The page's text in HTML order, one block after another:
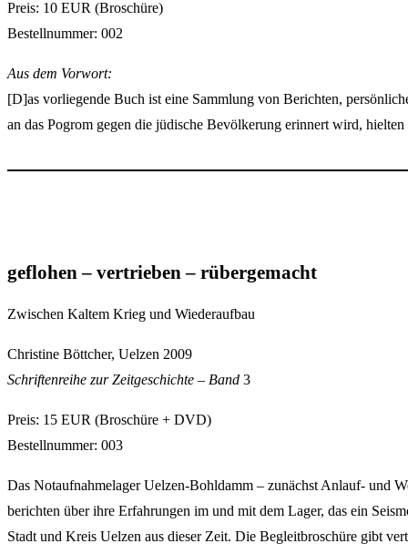
Preis: 10 EUR (Broschüre)
Bestellnummer: 002
Aus dem Vorwort:
[D]as vorliegende Buch ist eine Sammlung von Berichten,
an das Pogrom gegen die jüdische Bevölkerung erinnert wird,
geflohen – vertrieben – rübergemacht
Zwischen Kaltem Krieg und Wiederaufbau
Christine Böttcher, Uelzen 2009
Schriftenreihe zur Zeitgeschichte – Band 3
Preis: 15 EUR (Broschüre + DVD)
Bestellnummer: 003
Das Notaufnahmelager Uelzen-Bohldamm – zunächst Anlauf- und
berichten über ihre Erfahrungen im und mit dem Lager, das ein
Stadt und Kreis Uelzen aus dieser Zeit. Die Begleitbroschüre gibt